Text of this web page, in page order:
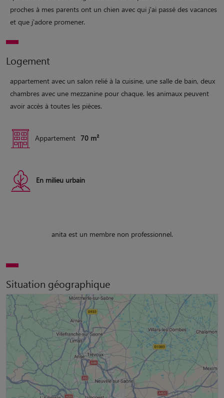
proches à mes parents ont un chien avec qui j'ai passé des vacances
et que j'adore promener.
Logement
appartement avec un salon relié à la cuisine, une salle de bain, deux
chambres avec une mezzanine pour chaque. les animaux peuvent
avoir accès à toutes les pièces.
Appartement 70 m²
En milieu urbain
anita est un membre non professionnel.
Situation géographique